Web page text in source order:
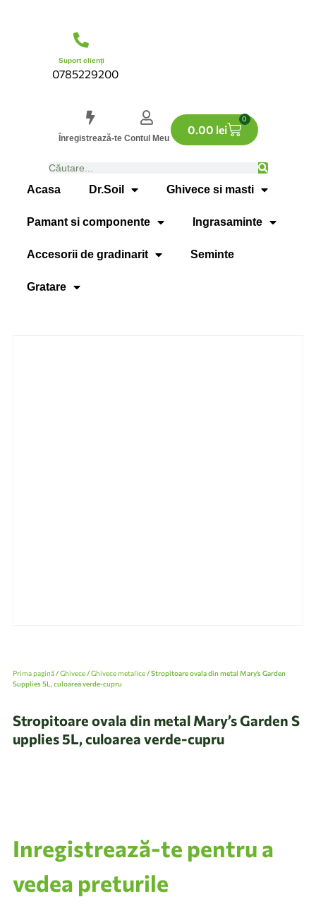
Suport clienți
0785229200
Înregistrează-te Contul Meu
0.00 lei
0
Acasa Dr.Soil Ghivece si masti
Pamant si componente Ingrasaminte
Accesorii de gradinarit Seminte
Gratare
Prima pagină/Ghivece/Ghivece metalice/ Stropitoare ovala din metal Mary’s Garden
Supplies 5L, culoarea verde-cupru
Stropitoare ovala din metal Mary’s Garden S
upplies 5L, culoarea verde-cupru
Inregistrează-te pentru a
vedea preturile